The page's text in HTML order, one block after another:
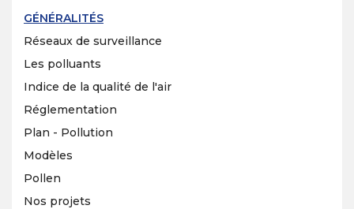
GÉNÉRALITÉS
Réseaux de surveillance
Les polluants
Indice de la qualité de l'air
Réglementation
Plan - Pollution
Modèles
Pollen
Nos projets